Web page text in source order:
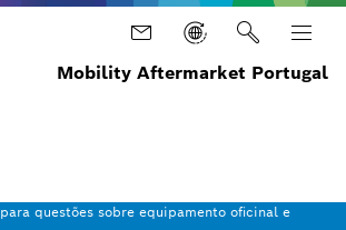
Mobility Aftermarket Portugal
para questões sobre equipamento oficinal e